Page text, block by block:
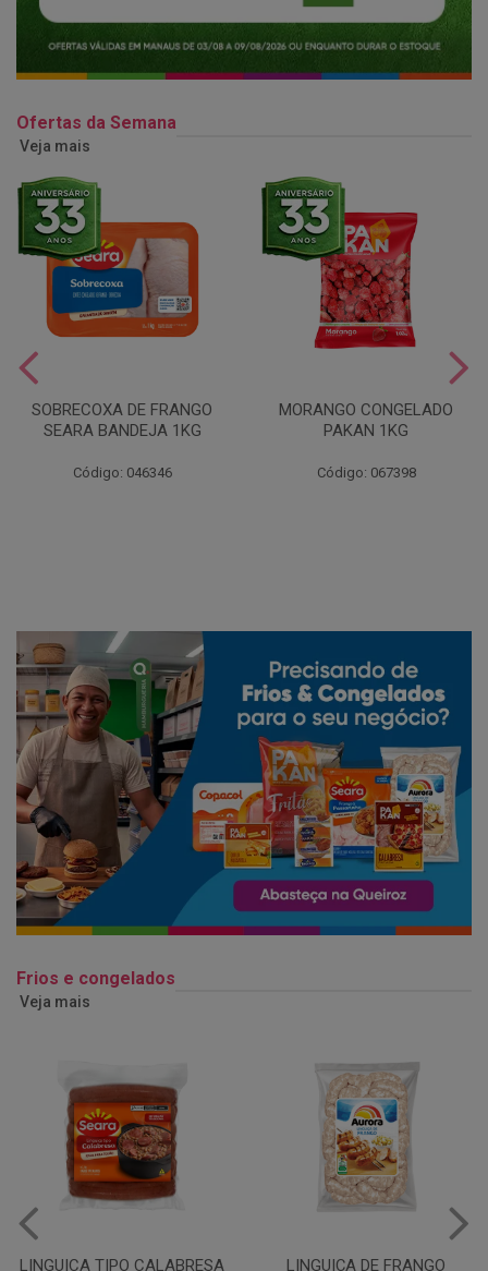
Ofertas da Semana
Veja mais
SOBRECOXA DE FRANGO
SEARA BANDEJA 1KG
Código: 046346
MORANGO CONGELADO
PAKAN 1KG
Código: 067398
Frios e congelados
Veja mais
LINGUIÇA DE FRANGO QUEIJO MUSSARELA